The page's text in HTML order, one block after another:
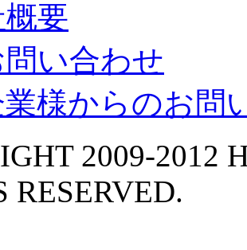
要
問い合わせ
業様からのお問
2009-2012
RESERVED.